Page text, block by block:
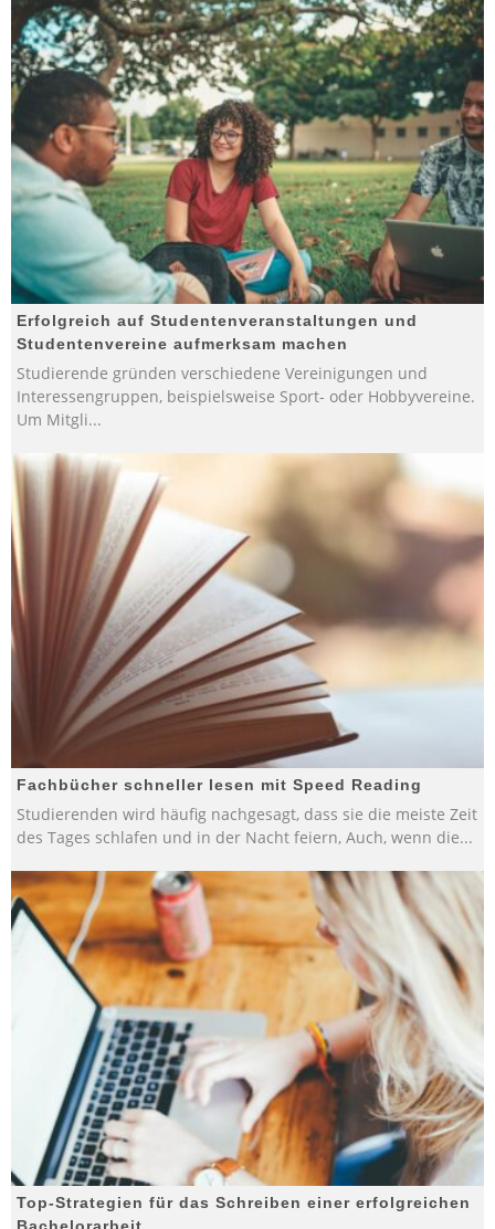
Erfolgreich auf Studentenveranstaltungen und
Studentenvereine aufmerksam machen
Studierende gründen verschiedene Vereinigungen und
Interessengruppen, beispielsweise Sport- oder Hobbyvereine.
Um Mitgli...
Fachbücher schneller lesen mit Speed Reading
Studierenden wird häufig nachgesagt, dass sie die meiste Zeit
des Tages schlafen und in der Nacht feiern, Auch, wenn die...
Top-Strategien für das Schreiben einer erfolgreichen